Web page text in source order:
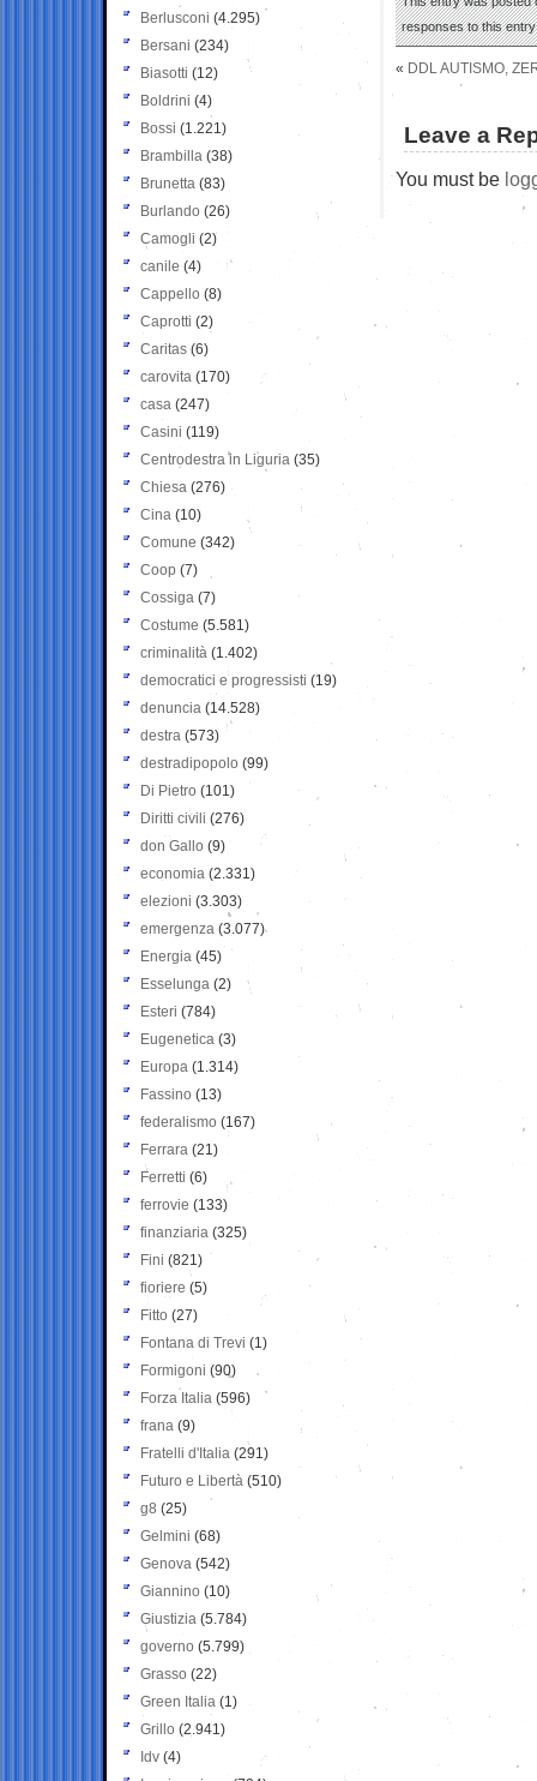
responses to this
« DDL AUTISMO,
Leave a
You must be
Berlusconi (4.295)
Bersani (234)
Biasotti (12)
Boldrini (4)
Bossi (1.221)
Brambilla (38)
Brunetta (83)
Burlando (26)
Camogli (2)
canile (4)
Cappello (8)
Caprotti (2)
Caritas (6)
carovita (170)
casa (247)
Casini (119)
Centrodestra in Liguria (35)
Chiesa (276)
Cina (10)
Comune (342)
Coop (7)
Cossiga (7)
Costume (5.581)
criminalità (1.402)
democratici e progressisti (19)
denuncia (14.528)
destra (573)
destradipopolo (99)
Di Pietro (101)
Diritti civili (276)
don Gallo (9)
economia (2.331)
elezioni (3.303)
emergenza (3.077)
Energia (45)
Esselunga (2)
Esteri (784)
Eugenetica (3)
Europa (1.314)
Fassino (13)
federalismo (167)
Ferrara (21)
Ferretti (6)
ferrovie (133)
finanziaria (325)
Fini (821)
fioriere (5)
Fitto (27)
Fontana di Trevi (1)
Formigoni (90)
Forza Italia (596)
frana (9)
Fratelli d'Italia (291)
Futuro e Libertà (510)
g8 (25)
Gelmini (68)
Genova (542)
Giannino (10)
Giustizia (5.784)
governo (5.799)
Grasso (22)
Green Italia (1)
Grillo (2.941)
Idv (4)